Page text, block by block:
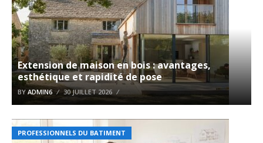
Extension de maison en bois : avantages,
esthétique et rapidité de pose
BY ADMIN6 30 JUILLET 2026
PROFESSIONNELS DU BATIMENT